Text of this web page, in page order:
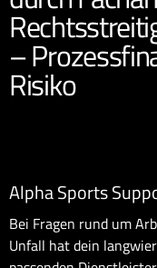
–
Risiko
Alpha Sports
Bei Fragen rund um
Unfall hat dein